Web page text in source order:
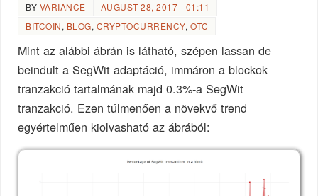
BY VARIANCE
AUGUST 28, 2017 - 01:11
BITCOIN, BLOG, CRYPTOCURRENCY, OTC
Mint az alábbi ábrán is látható, szépen lassan de
beindult a SegWit adaptáció, immáron a blockok
tranzakció tartalmának majd 0.3%-a SegWit
tranzakció. Ezen túlmenően a növekvő trend
egyértelműen kiolvasható az ábrából: